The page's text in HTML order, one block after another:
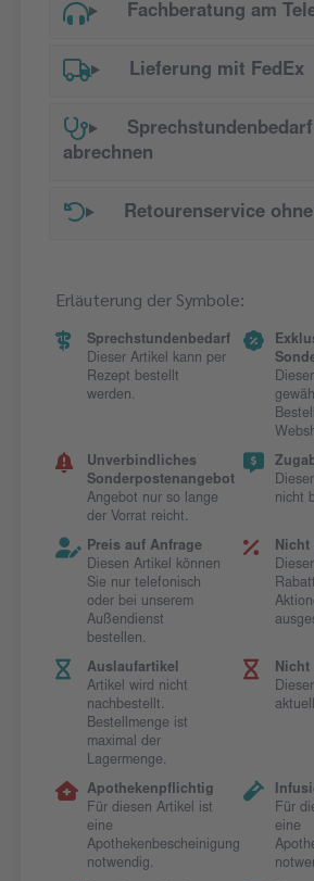
Fachberatung am
Lieferung mit FedEx
abrechnen
Retourenservice
Erläuterung der Symbole:
Sprechstundenbedarf
Dieser Artikel kann per
Rezept bestellt
werden.
Unverbindliches
Sonderpostenangebot
Angebot nur so lange
der Vorrat reicht.
nicht
Preis auf Anfrage
Diesen Artikel können
Sie nur telefonisch
oder bei unserem
Außendienst
bestellen.
Auslaufartikel
Artikel wird nicht
nachbestellt.
Bestellmenge ist
maximal der
Lagermenge.
Apothekenpflichtig
Für diesen Artikel ist
eine
Apothekenbescheinigung
notwendig.
Für
eine